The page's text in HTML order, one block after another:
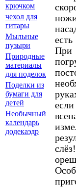
крючком
чехол для
гитары
Мыльные
пузыри
Природные
материалы
для поделок
Поделки из
бумаги для
детей
Необычный
календарь
додекаэдр